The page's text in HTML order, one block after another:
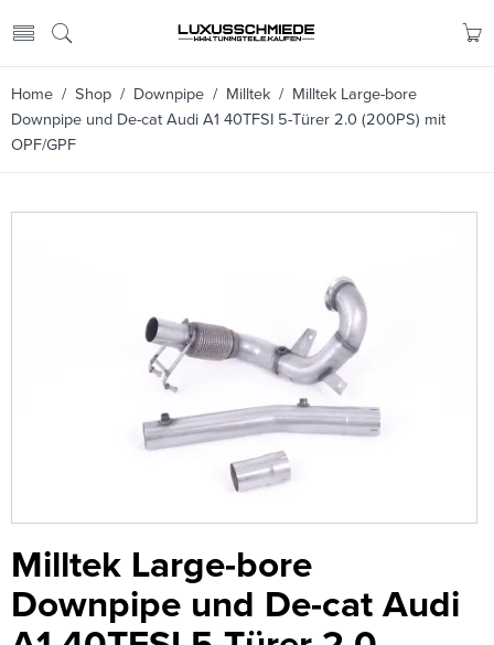
Home / Shop / Downpipe / Milltek / Milltek Large-bore
Downpipe und De-cat Audi A1 40TFSI 5-Türer 2.0 (200PS) mit
OPF/GPF
Milltek Large-bore
Downpipe und De-cat Audi